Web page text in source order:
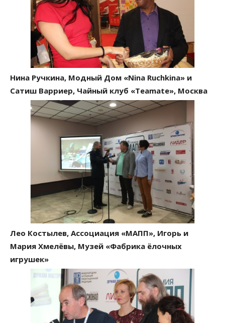
Нина Ручкина, Модный Дом «Nina Ruchkina» и
Сатиш Варриер, Чайный клуб «Teamate», Москва
Лео Костылев, Ассоциация «МАПП», Игорь и
Мария Хмелёвы, Музей «Фабрика ёлочных
игрушек»